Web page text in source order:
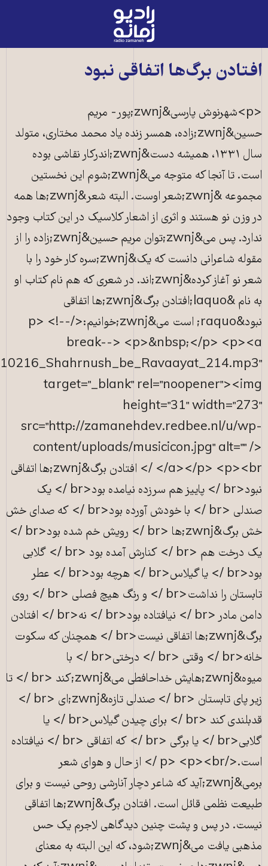
href="http://www.zamahang.com/podcast/